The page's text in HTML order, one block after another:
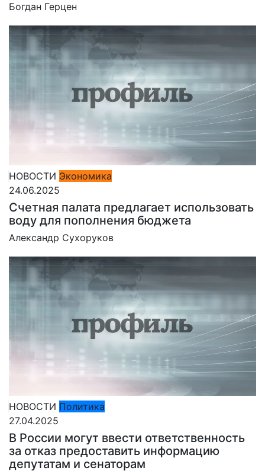
Богдан Герцен
НОВОСТИ Экономика
24.06.2025
Счетная палата предлагает использовать
воду для пополнения бюджета
Александр Сухоруков
НОВОСТИ Политика
27.04.2025
В России могут ввести ответственность
за отказ предоставить информацию
депутатам и сенаторам